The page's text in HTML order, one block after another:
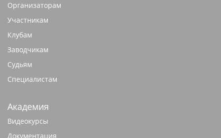
Организаторам
Участникам
Клубам
Заводчикам
Судьям
Специалистам
Академия
Видеокурсы
Документация